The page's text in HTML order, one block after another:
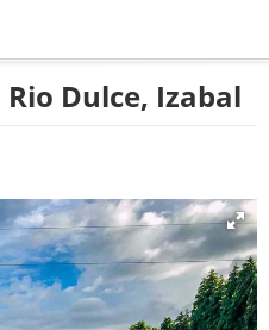
Dulce, Izabal